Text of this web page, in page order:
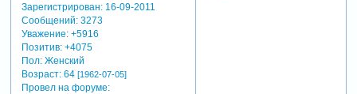
Зарегистрирован: 16-09-2011
Сообщений:3273
Уважение: +5916
Позитив: +4075
Пол:Женский
Возраст:64 [1962-07-05]
Провел на форуме: